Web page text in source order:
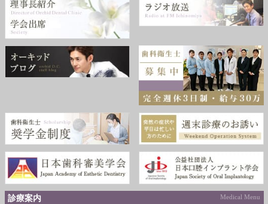
診療案内 Medical Menu